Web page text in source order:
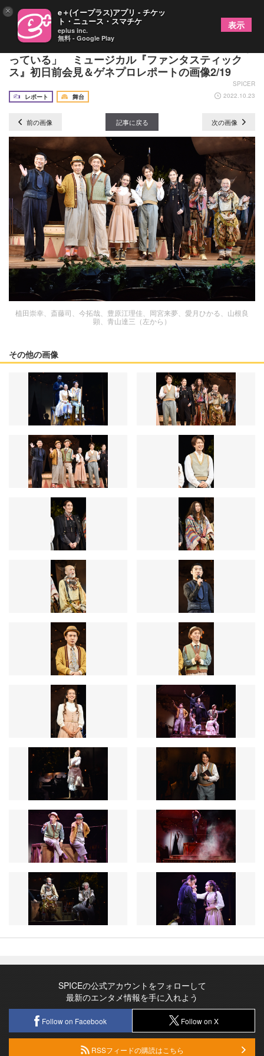
岡宮来夢「僕らのカンパニーでできる最高傑作にな
っている」 ミュージカル『ファンタスティック
ス』初日前会見＆ゲネプロレポートの画像2/19
SPICER
レポート
舞台 2022.10.23
前の画像 記事に戻る 次の画像
植田崇幸、斎藤司、今拓哉、豊原江理佳、岡宮来夢、愛月ひかる、山根良
顕、青山達三（左から）
その他の画像
SPICEの公式アカウントをフォローして
最新のエンタメ情報を手に入れよう
Follow on Facebook Follow on X
RSSフィードの購読はこちら
× e＋(イープラス)アプリ - チケッ
ト・ニュース・スマチケ
eplus inc.
無料 - Google Play
表示